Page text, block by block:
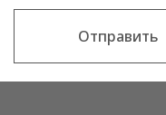
Отправить